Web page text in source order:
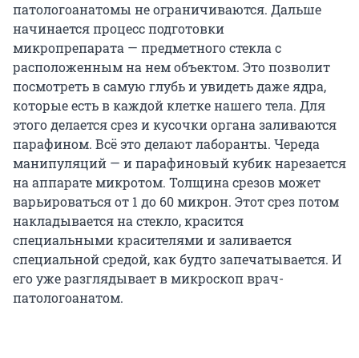
патологоанатомы не ограничиваются. Дальше
начинается процесс подготовки
микропрепарата — предметного стекла с
расположенным на нем объектом. Это позволит
посмотреть в самую глубь и увидеть даже ядра,
которые есть в каждой клетке нашего тела. Для
этого делается срез и кусочки органа заливаются
парафином. Всё это делают лаборанты. Череда
манипуляций — и парафиновый кубик нарезается
на аппарате микротом. Толщина срезов может
варьироваться от 1 до 60 микрон. Этот срез потом
накладывается на стекло, красится
специальными красителями и заливается
специальной средой, как будто запечатывается. И
его уже разглядывает в микроскоп врач-
патологоанатом.